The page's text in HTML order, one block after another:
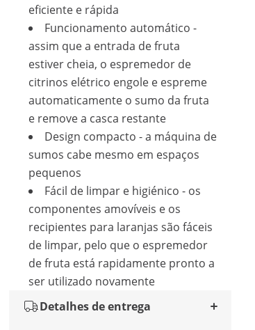
eficiente e rápida
Funcionamento automático -
assim que a entrada de fruta
estiver cheia, o espremedor de
citrinos elétrico engole e espreme
automaticamente o sumo da fruta
e remove a casca restante
Design compacto - a máquina de
sumos cabe mesmo em espaços
pequenos
Fácil de limpar e higiénico - os
componentes amovíveis e os
recipientes para laranjas são fáceis
de limpar, pelo que o espremedor
de fruta está rapidamente pronto a
ser utilizado novamente
Detalhes de entrega